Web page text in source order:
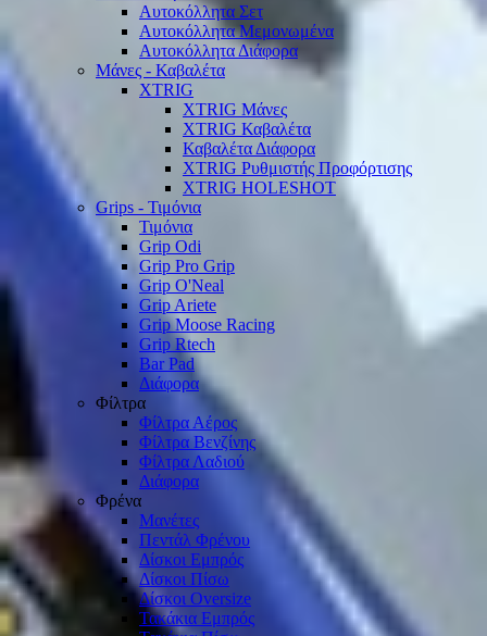
Αυτοκόλλητα Σετ
Αυτοκόλλητα Μεμονωμένα
Αυτοκόλλητα Διάφορα
Μάνες - Καβαλέτα
XTRIG
XTRIG Μάνες
XTRIG Καβαλέτα
Καβαλέτα Διάφορα
XTRIG Ρυθμιστής Προφόρτισης
XTRIG HOLESHOT
Grips - Τιμόνια
Τιμόνια
Grip Odi
Grip Pro Grip
Grip O'Neal
Grip Ariete
Grip Moose Racing
Grip Rtech
Bar Pad
Διάφορα
Φίλτρα
Φίλτρα Αέρος
Φίλτρα Βενζίνης
Φίλτρα Λαδιού
Διάφορα
Φρένα
Μανέτες
Πεντάλ Φρένου
Δίσκοι Εμπρός
Δίσκοι Πίσω
Δίσκοι Oversize
Τακάκια Εμπρός